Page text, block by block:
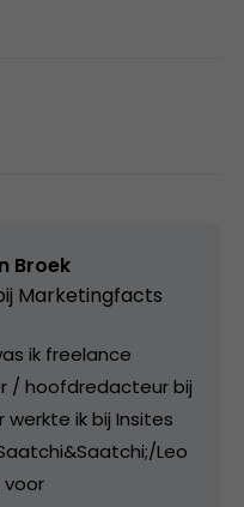
Broek
Marketingfacts
ik freelance
/ hoofdredacteur bij
ik bij Insites
Leo
voor